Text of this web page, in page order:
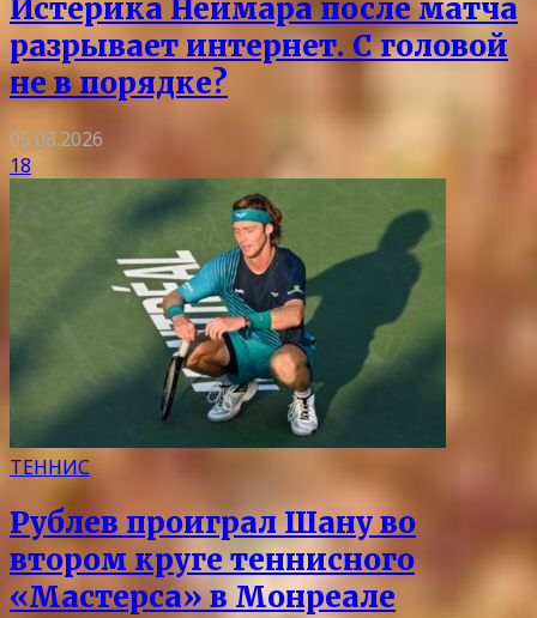
Истерика Неймара после матча
разрывает интернет. С головой
не в порядке?
05.08.2026
18
ТЕННИС
Рублев проиграл Шану во
втором круге теннисного
«Мастерса» в Монреале